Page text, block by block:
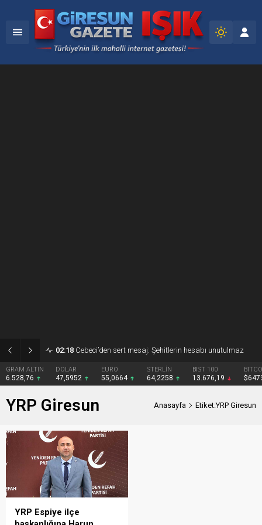
02:18 Cebeci’den sert mesaj: Şehitlerin hesabı unutulmaz
GRAM ALTIN
6.528,76
DOLAR
47,5952
EURO
55,0664
STERLİN
64,2258
BIST 100
13.676,19
YRP Giresun Anasayfa Etiket:YRP Giresun
YRP Espiye ilçe